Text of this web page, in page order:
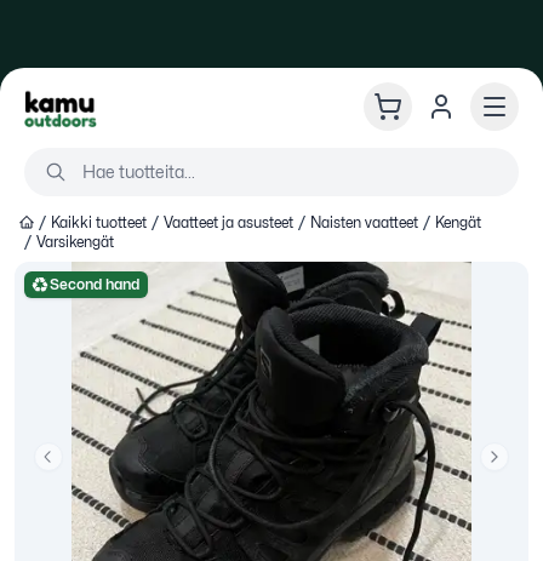
Kamu Outdoors
Hae tuotteitaHae tuotteita...
Kaikki tuotteet Vaatteet ja asusteet Naisten vaatteet
Kengät
Varsikengät
Next
Previous slide
Second hand